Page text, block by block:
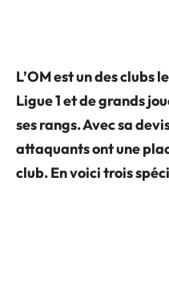
L’OM est un des clubs
Ligue 1 et de grands
ses rangs. Avec sa
attaquants ont une
club. En voici trois